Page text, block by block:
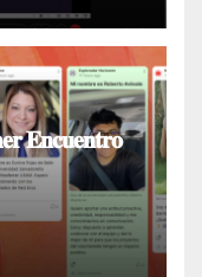
𝐄𝐧𝐜𝐮𝐞𝐧𝐭𝐫𝐨